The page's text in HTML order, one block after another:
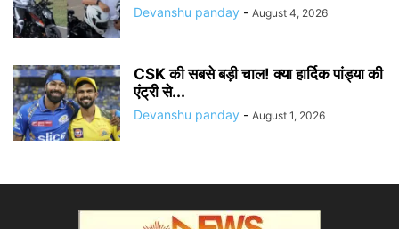
Devanshu panday - August 4, 2026
CSK की सबसे बड़ी चाल! क्या हार्दिक पांड्या की
एंट्री से...
Devanshu panday - August 1, 2026